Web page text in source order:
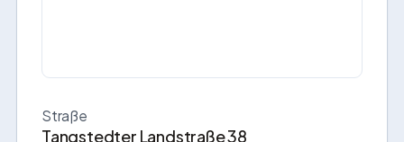
Straße
Tangstedter Landstraße 38